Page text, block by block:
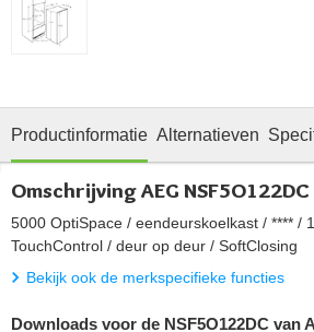
Productinformatie Alternatieven
Omschrijving AEG
5000 OptiSpace / eendeurskoelkast / **** /
TouchControl / deur op deur / SoftClosing
Bekijk ook de merkspecifieke functies
Downloads voor de NSF5O122DC van